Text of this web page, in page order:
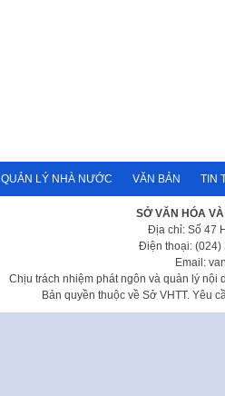
QUẢN LÝ NHÀ NƯỚC VĂN BẢN TIN
SỞ VĂN HÓA
Địa chỉ: Số 47
Điện thoại: (024)
Email:
Chịu trách nhiệm phát ngôn và quản lý nội
Bản quyền thuộc về Sở VHTT. Yêu